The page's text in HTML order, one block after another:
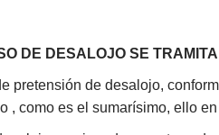
DE DESALOJO SE
pretensión de desalojo,
, como es el sumarísimo, ello